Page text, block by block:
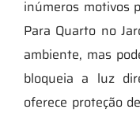
inúmeros motivos
Para Quarto no
ambiente, mas
bloqueia a luz
oferece proteção